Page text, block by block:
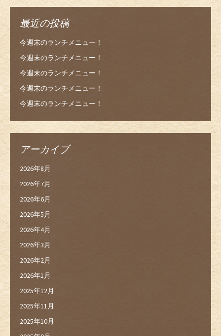
最近の投稿
今週末のランチメニュー！
今週末のランチメニュー！
今週末のランチメニュー！
今週末のランチメニュー！
今週末のランチメニュー！
アーカイブ
2026年8月
2026年7月
2026年6月
2026年5月
2026年4月
2026年3月
2026年2月
2026年1月
2025年12月
2025年11月
2025年10月